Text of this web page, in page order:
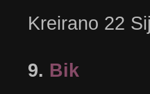
Kreirano 22
9. Bik